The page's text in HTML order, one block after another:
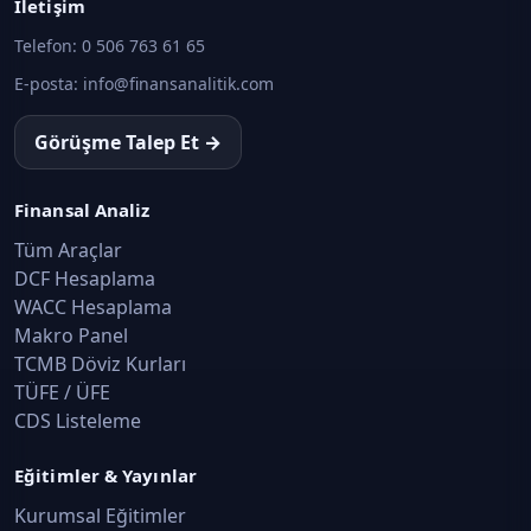
Yönetimi
Takas, Saklama ve Operasyon İşlemleri · Konu 13
Takas, Saklama ve Operasyon İşlemleri · Konu 14
Borçlanma Araçları Piyasasının Yapısı ve
Takas, Saklama ve Operasyon İşlemleri · Konu 15
Borçlanma Araçlarında Takas, Kesinlik ve
Temerrüt
Takas, Saklama ve Operasyon İşlemleri · Konu 16
Piyasasında Risk-Teminat Yapısı
İletişim
Telefon: 0 506 763 61 65
E-posta: info@finansanalitik.com
Görüşme Talep Et →
Finansal Analiz
Tüm Araçlar
DCF Hesaplama
WACC Hesaplama
Makro Panel
TCMB Döviz Kurları
TÜFE / ÜFE
CDS Listeleme
Eğitimler & Yayınlar
Kurumsal Eğitimler